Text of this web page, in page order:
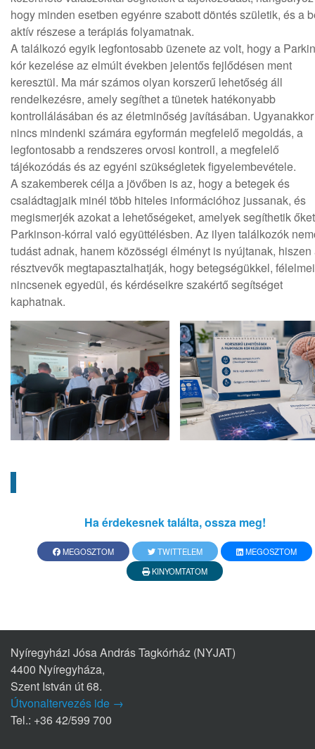
hogy minden esetben egyénre szabott döntés születik, és a
aktív részese a terápiás folyamatnak.
A találkozó egyik legfontosabb üzenete az volt, hogy a
kór kezelése az elmúlt években jelentős fejlődésen ment
keresztül. Ma már számos olyan korszerű lehetőség áll
rendelkezésre, amely segíthet a tünetek hatékonyabb
kontrollálásában és az életminőség javításában. Ugyanakkor
nincs mindenki számára egyformán megfelelő megoldás, a
legfontosabb a rendszeres orvosi kontroll, a megfelelő
tájékozódás és az egyéni szükségletek figyelembevétele.
A szakemberek célja a jövőben is az, hogy a betegek és
családtagjaik minél több hiteles információhoz jussanak, és
megismerjék azokat a lehetőségeket, amelyek segíthetik
Parkinson-kórral való együttélésben. Az ilyen találkozók
tudást adnak, hanem közösségi élményt is nyújtanak, hiszen
résztvevők megtapasztalhatják, hogy betegségükkel,
nincsenek egyedül, és kérdéseikre szakértő segítséget
kaphatnak.
Ha érdekesnek találta, ossza meg!
MEGOSZTOM TWITTELEM
MEGOSZTOM
KINYOMTATOM
Nyíregyházi Jósa András Tagkórház (NYJAT)
4400 Nyíregyháza,
Szent István út 68.
Útvonaltervezés ide →
Tel.: +36 42/599 700